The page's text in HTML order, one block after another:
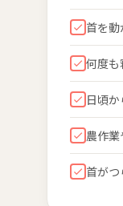
首を
何度も
日頃
農作
首が